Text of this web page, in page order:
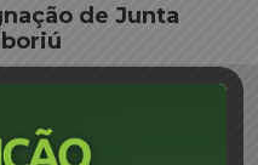
de Junta